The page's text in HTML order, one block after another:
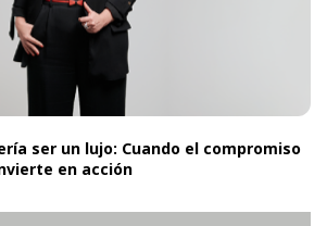
ser un lujo: Cuando el compromiso
en acción